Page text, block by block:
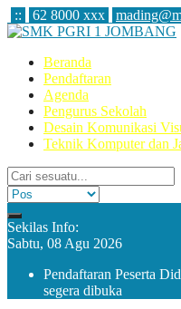
:: 62 8000 xxx
Beranda
Pendaftaran
Agenda
Pengurus Sekolah
Desain Komunikasi
Teknik Komputer dan
Sekilas Info:
Sabtu, 08 Agu 2026
Pendaftaran Peserta
segera dibuka